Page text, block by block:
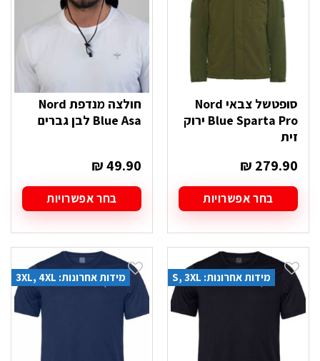
האפשרויות
בעמוד
המוצר
האפשרויות
בעמוד
סופטשל צבאי Nord
Blue Sparta Pro ירוק
זית
₪ 279.90
בחר אפשרויות
זה
יש
מספר
סוגים.
ניתן
לבחור
את
האפשרויות
בעמוד
המוצר
חולצה מנדפת Nord
Blue Asa לבן גברים
₪49.90
בחר אפשרויות
זה
יש
מספר
סוגים.
ניתן
לבחור
את
האפשרויות
המוצר
מידות אחרונות: S, 3XL מידות אחרונות: 3XL, 4XL